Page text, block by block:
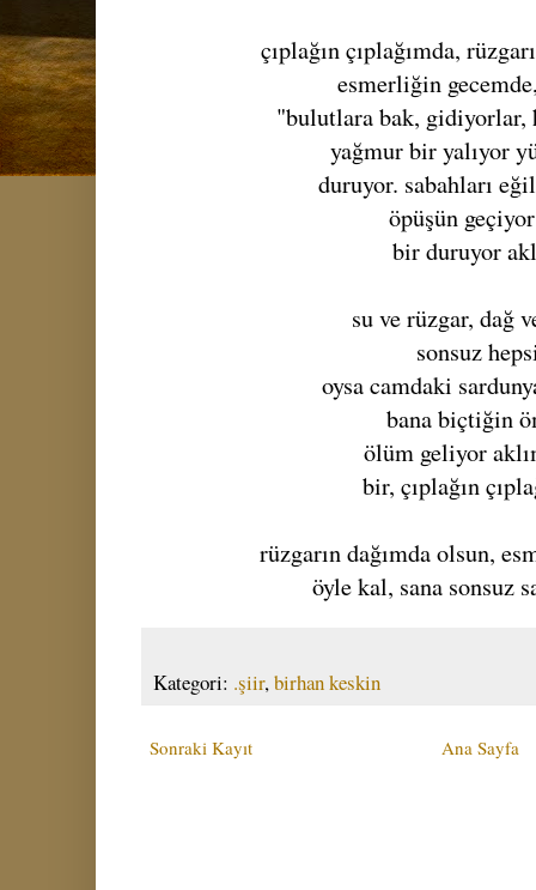
çıplağın çıplağımda,
esmerliğin
"bulutlara bak, gidiyorlar,
yağmur bir yalıyor
duruyor. sabahları
öpüşün
bir duruyor
su ve rüzgar, dağ
sonsuz
oysa camdaki
bana biçtiğin
ölüm geliyor
bir, çıplağın
rüzgarın dağımda olsun,
öyle kal, sana sonsuz
Kategori: .şiir,birhan keskin
Sonraki Kayıt Ana Sayfa